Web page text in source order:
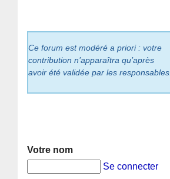
Ce forum est modéré a priori : votre
contribution n’apparaîtra qu’après
avoir été validée par les responsables.
Votre nom
Se connecter